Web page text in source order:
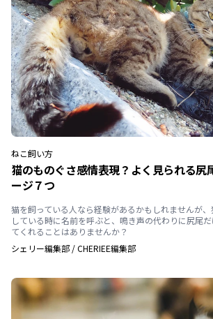
ねこ飼い方
猫のものぐさ感情表現？よく見られる尻
ージ７つ
猫を飼っている人なら経験があるかもしれませんが
している時に名前を呼ぶと、鳴き声の代わりに尻尾
てくれることはありませんか？
シェリー編集部 /CHERIEE編集部